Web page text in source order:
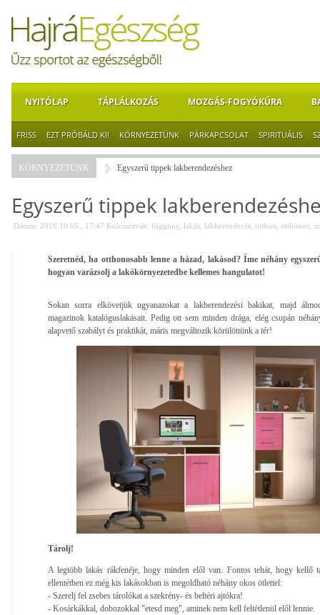
NYITÓLAP TÁPLÁLKOZÁS MOZGÁS-FOGYÓKÚRA
FRISS EZT PRÓBÁLD KI! KÖRNYEZETÜNK PÁRKAPCSOLAT SPIRITUÁLIS
KÖRNYEZETÜNK Egyszerű tippek lakberendezéshez
Egyszerű tippek
Dátum: 2016.10.05., 17:47 Kulcsszavak: függöny lakás lakberendezés otthon otthonos
Szeretnéd, ha otthonosabb lenne a házad, lakásod? Íme néhány
hogyan varázsolj a lakókörnyezetedbe kellemes hangulatot!
Sokan sorra elkövetjük ugyanazokat a lakberendezési bakikat, majd
magazinok katalóguslakásait. Pedig ott sem minden drága, elég csupán
alapvető szabályt és praktikát, máris megváltozik körülöttünk a tér!
Tárolj!
A legtöbb lakás rákfenéje, hogy minden elől van. Fontos tehát, hogy kellő
ellentétben ez még kis lakásokban is megoldható néhány okos ötlettel:
- Szerelj fel zsebes tárolókat a szekrény- és beltéri ajtókra!
- Kosárkákkal, dobozokkal "etesd meg", aminek nem kell feltétlenül elől lennie.